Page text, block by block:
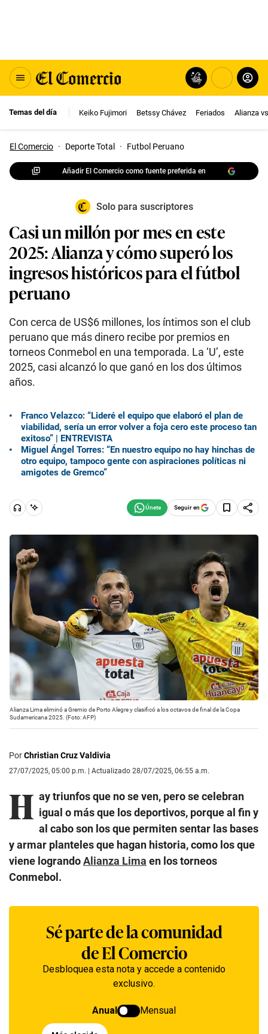
Temas del día Keiko Fujimori Betssy Chávez Feriados Alianza
El Comercio · Deporte Total · Futbol Peruano
Añadir El Comercio como fuente preferida en
Solo para suscriptores
Casi un millón por mes en este
2025: Alianza y cómo superó los
ingresos históricos para el fútbol
peruano
Con cerca de US$6 millones, los íntimos son el club
peruano que más dinero recibe por premios en
torneos Conmebol en una temporada. La ‘U’, este
2025, casi alcanzó lo que ganó en los dos últimos
años.
Franco Velazco: “Lideré el equipo que elaboró el plan de
viabilidad, sería un error volver a foja cero este proceso tan
exitoso” | ENTREVISTA
Miguel Ángel Torres: “En nuestro equipo no hay hinchas de
otro equipo, tampoco gente con aspiraciones políticas ni
amigotes de Gremco”
Seguir en
Alianza Lima eliminó a Gremio de Porto Alegre y clasificó a los octavos de final de la Copa
Sudamericana 2025. (Foto: AFP)
PorChristian Cruz Valdivia
27/07/2025, 05:00 p.m. | Actualizado 28/07/2025, 06:55 a.m.
H ay triunfos que no se ven, pero se celebran
igual o más que los deportivos, porque al fin y
al cabo son los que permiten sentar las bases
y armar planteles que hagan historia, como los que
viene lograndoAlianza Lima en los torneos
Conmebol.